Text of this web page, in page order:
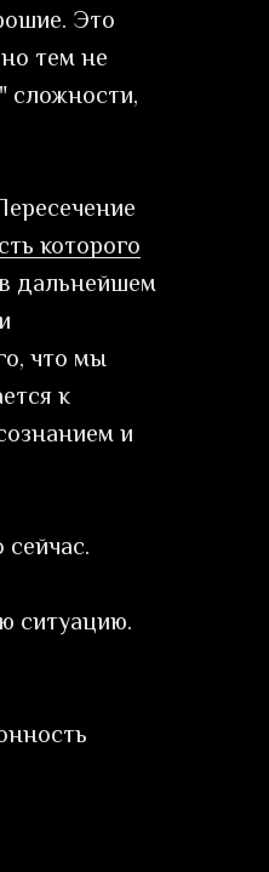
Это
тем не
сложности,
которого
дальнейшем
что мы
к
и
ситуацию.